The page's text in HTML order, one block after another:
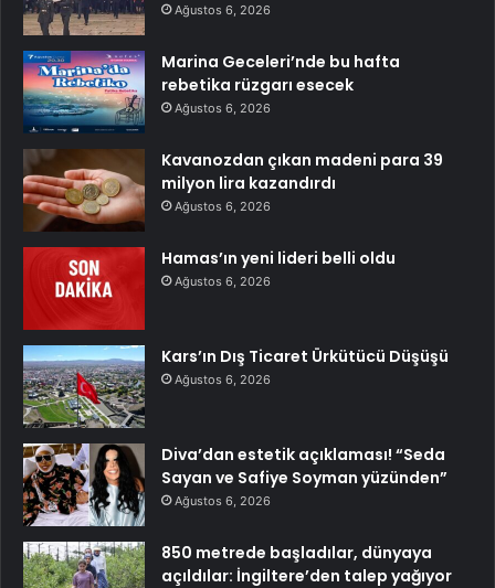
Ağustos 6, 2026
Marina Geceleri’nde bu hafta
rebetika rüzgarı esecek
Ağustos 6, 2026
Kavanozdan çıkan madeni para 39
milyon lira kazandırdı
Ağustos 6, 2026
Hamas’ın yeni lideri belli oldu
Ağustos 6, 2026
Kars’ın Dış Ticaret Ürkütücü Düşüşü
Ağustos 6, 2026
Diva’dan estetik açıklaması! “Seda
Sayan ve Safiye Soyman yüzünden”
Ağustos 6, 2026
850 metrede başladılar, dünyaya
açıldılar: İngiltere’den talep yağıyor